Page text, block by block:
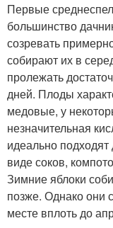
Первые
большинство
созревать
собирают их в
пролежать
дней. Плоды
медовые, у
незначительная
идеально
виде соков,
Зимние яблоки
позже. Однако они
месте вплоть до